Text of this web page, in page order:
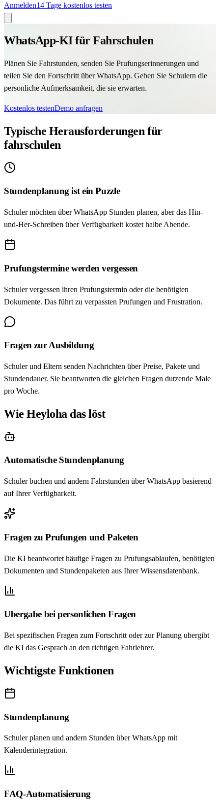
Anmelden14 Tage kostenlos testen
WhatsApp-KI für Fahrschulen
Plänen Sie Fahrstunden, senden Sie Prufungserinnerungen und
teilen Sie den Fortschritt über WhatsApp. Geben Sie Schulern die
personliche Aufmerksamkeit, die sie erwarten.
Kostenlos testenDemo anfragen
Typische Herausforderungen für
fahrschulen
Stundenplanung ist ein Puzzle
Schuler möchten über WhatsApp Stunden planen, aber das Hin-
und-Her-Schreiben über Verfügbarkeit kostet halbe Abende.
Prufungstermine werden vergessen
Schuler vergessen ihren Prufungstermin oder die benötigten
Dokumente. Das führt zu verpassten Prufungen und Frustration.
Fragen zur Ausbildung
Schuler und Eltern senden Nachrichten über Preise, Pakete und
Stundendauer. Sie beantworten die gleichen Fragen dutzende Male
pro Woche.
Wie Heyloha das löst
Automatische Stundenplanung
Schuler buchen und andern Fahrstunden über WhatsApp basierend
auf Ihrer Verfügbarkeit.
Fragen zu Prufungen und Paketen
Die KI beantwortet häufige Fragen zu Prufungsablaufen, benötigten
Dokumenten und Stundenpaketen aus Ihrer Wissensdatenbank.
Ubergabe bei personlichen Fragen
Bei spezifischen Fragen zum Fortschritt oder zur Planung ubergibt
die KI das Gesprach an den richtigen Fahrlehrer.
Wichtigste Funktionen
Stundenplanung
Schuler planen und andern Stunden über WhatsApp mit
Kalenderintegration.
FAQ-Automatisierung